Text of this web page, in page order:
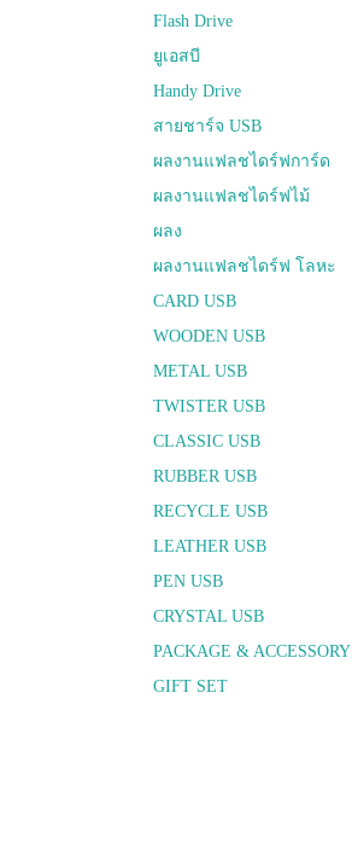
Flash Drive
ยูเอสบี
Handy Drive
สายชาร์จ USB
ผลงานแฟลชไดร์ฟการ์ด
ผลงานแฟลชไดร์ฟไม้
ผลง
ผลงานแฟลชไดร์ฟ โลหะ
CARD USB
WOODEN USB
METAL USB
TWISTER USB
CLASSIC USB
RUBBER USB
RECYCLE USB
LEATHER USB
PEN USB
CRYSTAL USB
PACKAGE & ACCESSORY
GIFT SET